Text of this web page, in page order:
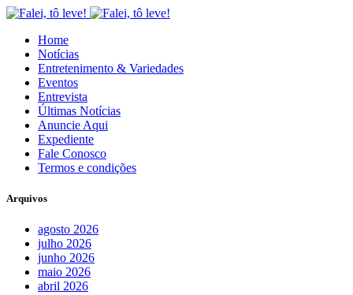
Home
Notícias
Entretenimento & Variedades
Eventos
Entrevista
Últimas Notícias
Anuncie Aqui
Expediente
Fale Conosco
Termos e condições
Arquivos
agosto 2026
julho 2026
junho 2026
maio 2026
abril 2026